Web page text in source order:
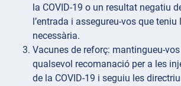
la COVID-19 o un resultat negatiu
l’entrada i assegureu-vos que
necessària.
Vacunes de reforç: mantingueu-
qualsevol recomanació per a les
de la COVID-19 i seguiu les